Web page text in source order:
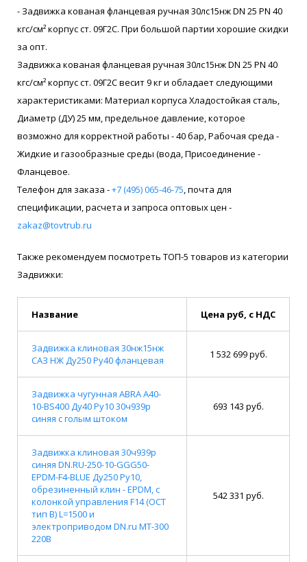
- Задвижка кованая фланцевая ручная 30лс15нж DN 25 PN 40
кгс/см² корпус ст. 09Г2С. При большой партии хорошие скидки
за опт.
Задвижка кованая фланцевая ручная 30лс15нж DN 25 PN 40
кгс/см² корпус ст. 09Г2С весит 9 кг и обладает следующими
характеристиками: Материал корпуса Хладостойкая сталь,
Диаметр (ДУ) 25 мм, предельное давление, которое
возможно для корректной работы - 40 бар, Рабочая среда -
Жидкие и газообразные среды (вода, Присоединение -
Фланцевое.
Телефон для заказа -+7 (495) 065-46-75 , почта для
спецификации, расчета и запроса оптовых цен -
zakaz@tovtrub.ru
Также рекомендуем посмотреть ТОП-5 товаров из категории
Задвижки:
Название Цена руб, с НДС
Задвижка клиновая 30нж15нж
САЗ НЖ Ду250 Ру40 фланцевая
1 532 699 руб.
Задвижка чугунная ABRA A40-
10-BS400 Ду40 Ру10 30ч939р
синяя с голым штоком
693 143 руб.
Задвижка клиновая 30ч939р
синяя DN.RU-250-10-GGG50-
EPDM-F4-BLUE Ду250 Ру10,
обрезиненный клин - EPDM, с
колонкой управления F14 (ОСТ
тип В) L=1500 и
электроприводом DN.ru MT-300
220В
542 331 руб.